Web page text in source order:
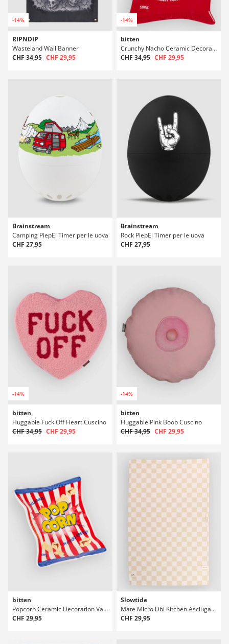
-14%
RIPNDIP
Wasteland Wall Banner
CHF 34,95 CHF 29,95
-14%
bitten
Crunchy Nacho Ceramic Decoration Vassoio
CHF 34,95 CHF 29,95
Brainstream
Camping PiepEi Timer per le uova
CHF 27,95
Brainstream
Rock PiepEi Timer per le uova
CHF 27,95
-14%
bitten
Huggable Fuck Off Heart Cuscino
CHF 34,95 CHF 29,95
-14%
bitten
Huggable Pink Boob Cuscino
CHF 34,95 CHF 29,95
bitten
Popcorn Ceramic Decoration Vassoio
CHF 29,95
Slowtide
Mate Micro Dbl Kitchen Asciugamano
CHF 29,95